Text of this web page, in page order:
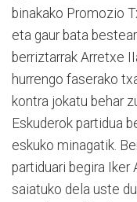
binakako Promozio
eta gaur bata
berriztarrak Arretxe
hurrengo faserako
kontra jokatu behar
Eskuderok partidua
eskuko minagatik.
partiduari begira
saiatuko dela uste